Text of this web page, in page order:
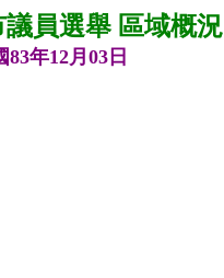
員選舉 區域概況
年12月03日